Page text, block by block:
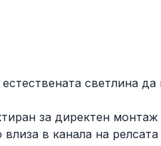
светлина
за директен
в канала на